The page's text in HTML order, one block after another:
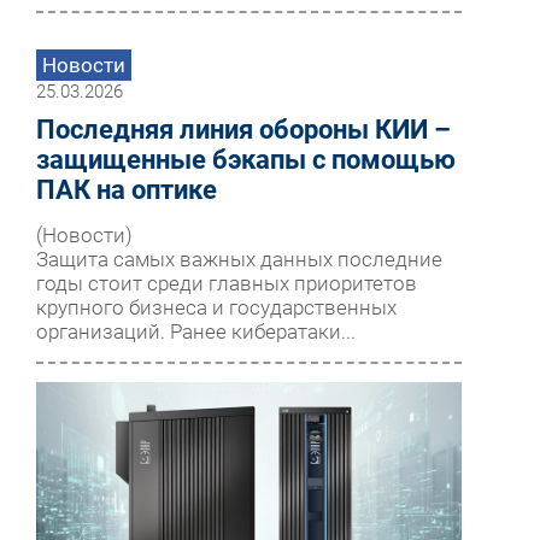
Новости
25.03.2026
Последняя линия обороны КИИ –
защищенные бэкапы с помощью
ПАК на оптике
(Новости)
Защита самых важных данных последние
годы стоит среди главных приоритетов
крупного бизнеса и государственных
организаций. Ранее кибератаки...